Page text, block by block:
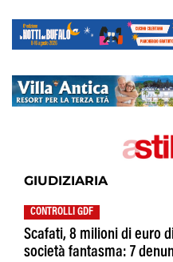
GIUDIZIARIA
CONTROLLI GDF
Scafati, 8 milioni di euro
società fantasma: 7